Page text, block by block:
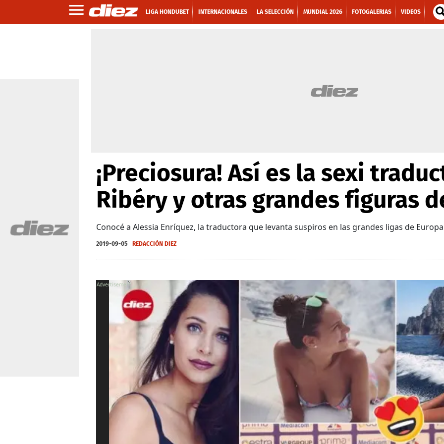
LIGA HONDUBET INTERNACIONALES LA SELECCIÓN MUNDIAL 2026 FOTOGALERIAS VIDEOS
¡Preciosura! Así es la sexi
Ribéry y otras grandes figuras
Conocé a Alessia Enríquez, la traductora que levanta suspiros en las grandes ligas de
2019-09-05 REDACCIÓN DIEZ
X